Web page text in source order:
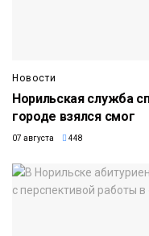
Новости
Норильская служба
городе взялся смог
07 августа 448